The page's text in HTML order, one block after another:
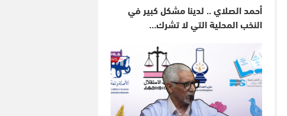
أحمد الصلاي .. لدينا مشكل كبير في
النخب المحلية التي لا تشرك…